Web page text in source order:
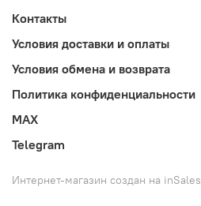
Контакты
Условия доставки и оплаты
Условия обмена и возврата
Политика конфиденциальности
MAX
Telegram
Интернет-магазин создан на inSales